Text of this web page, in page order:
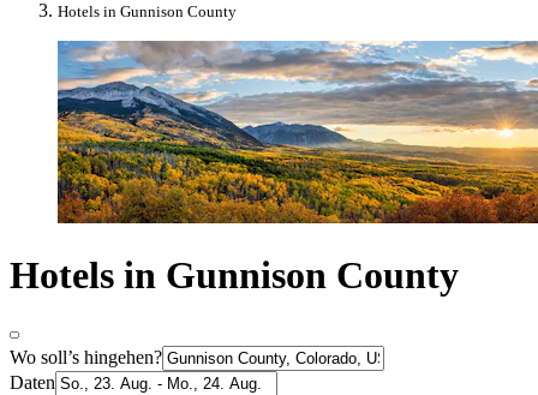
Hotels in Gunnison County
Hotels in Gunnison County
Wo soll’s hingehen?
Daten